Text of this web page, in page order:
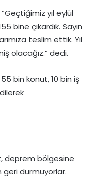
yıl eylül
bine çıkardık. Sayın
teslim ettik. Yıl
olacağız.” dedi.
bin konut, 10 bin iş
deprem bölgesine
durmuyorlar.